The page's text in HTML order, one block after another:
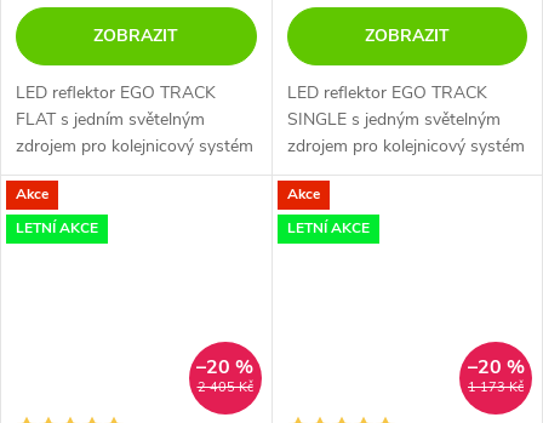
ZOBRAZIT
LED reflektor EGO TRACK
FLAT s jedním světelným
zdrojem pro kolejnicový systém
EGO.
ZOBRAZIT
LED reflektor EGO TRACK
SINGLE s jedným světelným
zdrojem pro kolejnicový systém
EGO.
Akce
LETNÍ AKCE
2 405 Kč
–20 %
Akce
LETNÍ AKCE
1 173 Kč
–20 %